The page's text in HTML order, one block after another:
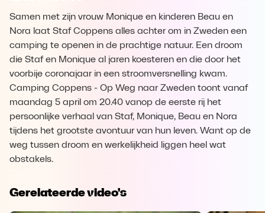
Samen met zijn vrouw Monique en kinderen Beau en
Nora laat Staf Coppens alles achter om in Zweden een
camping te openen in de prachtige natuur. Een droom
die Staf en Monique al jaren koesteren en die door het
voorbije coronajaar in een stroomversnelling kwam.
Camping Coppens - Op Weg naar Zweden toont vanaf
maandag 5 april om 20.40 vanop de eerste rij het
persoonlijke verhaal van Staf, Monique, Beau en Nora
tijdens het grootste avontuur van hun leven. Want op de
weg tussen droom en werkelijkheid liggen heel wat
obstakels.
Gerelateerde video's